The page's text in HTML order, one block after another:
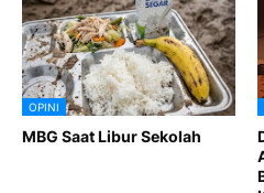
OPINI
MBG Saat Libur Sekolah